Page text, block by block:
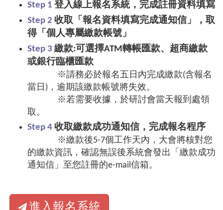
Step 1 登入線上報名系統，完成註冊資料填寫
Step 2 收取「報名資料填寫完成通知信」，取
得「個人專屬繳款帳號」
Step 3 繳款:可選擇ATM轉帳匯款、超商繳款
或銀行臨櫃匯款
※請務必於報名五日內完成繳款(含報名
當日)，逾期該繳款帳號將失效。
※若需要收據，於研討會當天報到處領
取。
Step 4 收取繳款成功通知信，完成報名程序
※繳款後5-7個工作天內，大會將核對您
的繳款資訊，確認無誤後系統會發出「繳款成功
通知信」至您註冊的e-mail信箱。
進入報名系統